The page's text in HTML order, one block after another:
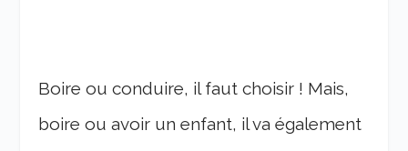
Boire ou conduire, il faut choisir ! Mais,
boire ou avoir un enfant, il va également